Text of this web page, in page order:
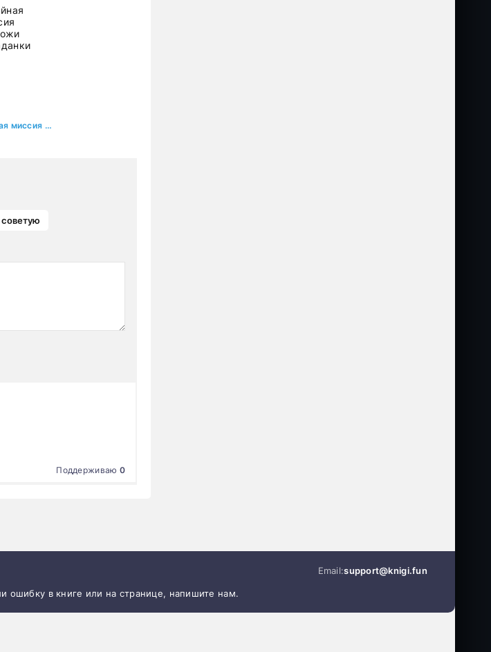
Тайная миссия госпожи попаданки
советую
Поддерживаю 0
Email:support@knigi.fun
ошибку в книге или на странице, напишите нам.